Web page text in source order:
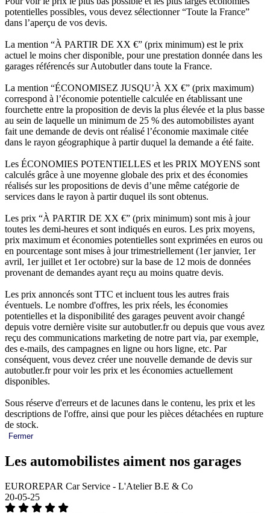
potentielles possibles, vous devez sélectionner “Toute la France”
dans l’aperçu de vos devis.
La mention “À PARTIR DE XX €” (prix minimum) est le prix
actuel le moins cher disponible, pour une prestation donnée dans les
garages référencés sur Autobutler dans toute la France.
La mention “ÉCONOMISEZ JUSQU’À XX €” (prix maximum)
correspond à l’économie potentielle calculée en établissant une
fourchette entre la proposition de devis la plus élevée et la plus basse
au sein de laquelle un minimum de 25 % des automobilistes ayant
fait une demande de devis ont réalisé l’économie maximale citée
dans le rayon géographique à partir duquel la demande a été faite.
Les ÉCONOMIES POTENTIELLES et les PRIX MOYENS sont
calculés grâce à une moyenne globale des prix et des économies
réalisés sur les propositions de devis d’une même catégorie de
services dans le rayon à partir duquel ils sont obtenus.
Les prix “À PARTIR DE XX €” (prix minimum) sont mis à jour
toutes les demi-heures et sont indiqués en euros. Les prix moyens,
prix maximum et économies potentielles sont exprimées en euros ou
en pourcentage sont mises à jour trimestriellement (1er janvier, 1er
avril, 1er juillet et 1er octobre) sur la base de 12 mois de données
provenant de demandes ayant reçu au moins quatre devis.
Les prix annoncés sont TTC et incluent tous les autres frais
éventuels. Le nombre d'offres, les prix réels, les économies
potentielles et la disponibilité des garages peuvent avoir changé
depuis votre dernière visite sur autobutler.fr ou depuis que vous avez
reçu des communications marketing de notre part via, par exemple,
des e-mails, des campagnes en ligne ou hors ligne, etc. Par
conséquent, vous devez créer une nouvelle demande de devis sur
autobutler.fr pour voir les prix et les économies actuellement
disponibles.
Sous réserve d'erreurs et de lacunes dans le contenu, les prix et les
descriptions de l'offre, ainsi que pour les pièces détachées en rupture
de stock.
Fermer
Les automobilistes aiment nos garages
EUROREPAR Car Service - L'Atelier B.E & Co
20-05-25